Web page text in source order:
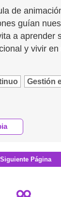
de
guían
a aprender
y vivir en
Gestión
Siguiente Página